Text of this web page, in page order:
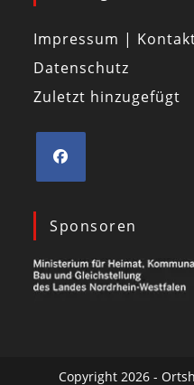
Impressum |
Datenschutz
Zuletzt hinzugefügt
Sponsoren
Copyright 2026 -